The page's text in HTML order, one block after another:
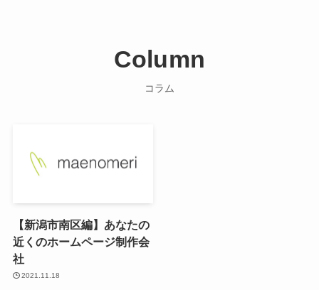
Column
コラム
【新潟市南区編】あなたの
近くのホームページ制作会
社
2021.11.18